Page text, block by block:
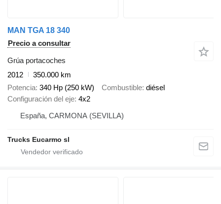
MAN TGA 18 340
Precio a consultar
Grúa portacoches
2012
350.000 km
Potencia 340 Hp (250 kW) Combustible diésel
Configuración del eje 4x2
España, CARMONA (SEVILLA)
Trucks Eucarmo sl